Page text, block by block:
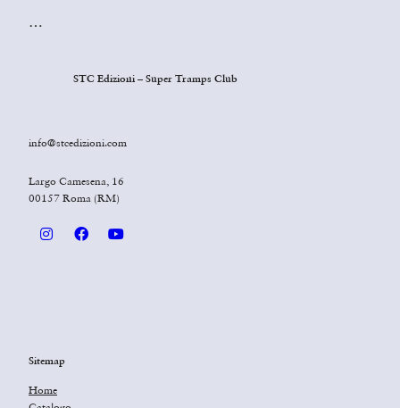
…
STC Edizioni – Super Tramps Club
info@stcedizioni.com
Largo Camesena, 16
00157 Roma (RM)
Sitemap
Home